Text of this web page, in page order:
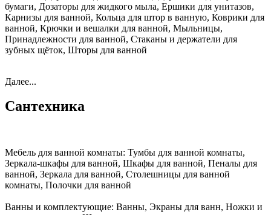
бумаги, Дозаторы для жидкого мыла, Ершики для унитазов,
Карнизы для ванной, Кольца для штор в ванную, Коврики для
ванной, Крючки и вешалки для ванной, Мыльницы,
Принадлежности для ванной, Стаканы и держатели для
зубных щёток, Шторы для ванной
Далее...
Сантехника
Мебель для ванной комнаты: Тумбы для ванной комнаты,
Зеркала-шкафы для ванной, Шкафы для ванной, Пеналы для
ванной, Зеркала для ванной, Столешницы для ванной
комнаты, Полочки для ванной
Ванны и комплектующие: Ванны, Экраны для ванн, Ножки и